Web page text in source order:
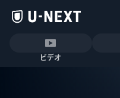
ビデオ